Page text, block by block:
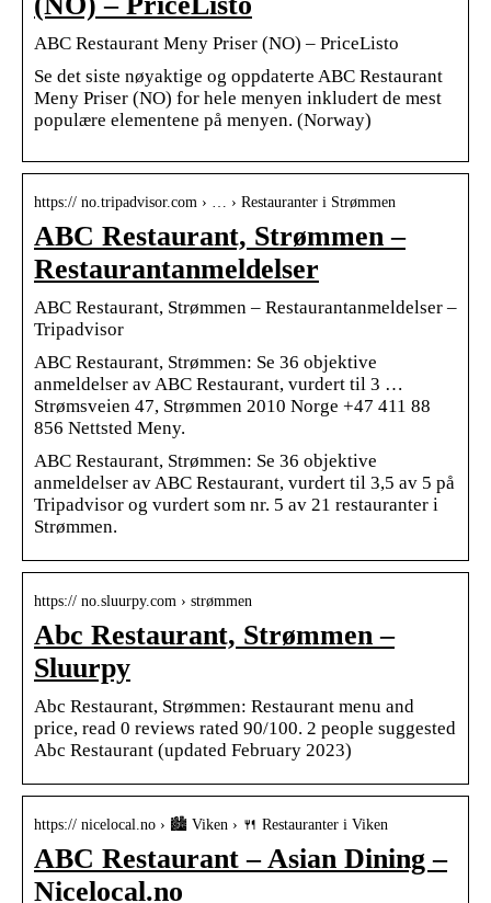
ABC Restaurant Meny Priser (NO) – PriceListo
Se det siste nøyaktige og oppdaterte ABC Restaurant
Meny Priser (NO) for hele menyen inkludert de mest
populære elementene på menyen. (Norway)
https:// no.tripadvisor.com › … › Restauranter i Strømmen
ABC Restaurant, Strømmen –
Restaurantanmeldelser
ABC Restaurant, Strømmen – Restaurantanmeldelser –
Tripadvisor
ABC Restaurant, Strømmen: Se 36 objektive
anmeldelser av ABC Restaurant, vurdert til 3 …
Strømsveien 47, Strømmen 2010 Norge +47 411 88
856 Nettsted Meny.
ABC Restaurant, Strømmen: Se 36 objektive
anmeldelser av ABC Restaurant, vurdert til 3,5 av 5 på
Tripadvisor og vurdert som nr. 5 av 21 restauranter i
Strømmen.
https:// no.sluurpy.com › strømmen
Abc Restaurant, Strømmen –
Sluurpy
Abc Restaurant, Strømmen: Restaurant menu and
price, read 0 reviews rated 90/100. 2 people suggested
Abc Restaurant (updated February 2023)
https:// nicelocal.no › 🏙️ Viken › 🍴 Restauranter i Viken
ABC Restaurant – Asian Dining –
Nicelocal.no